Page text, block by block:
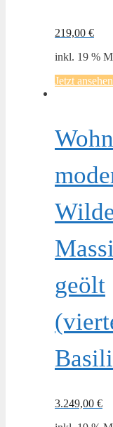
219,00 €
inkl. 19 %
Jetzt ansehen
geölt
3.249,00 €